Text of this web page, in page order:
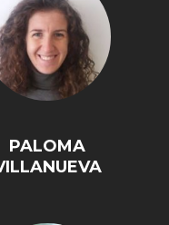
DER
VWL
PALOMA